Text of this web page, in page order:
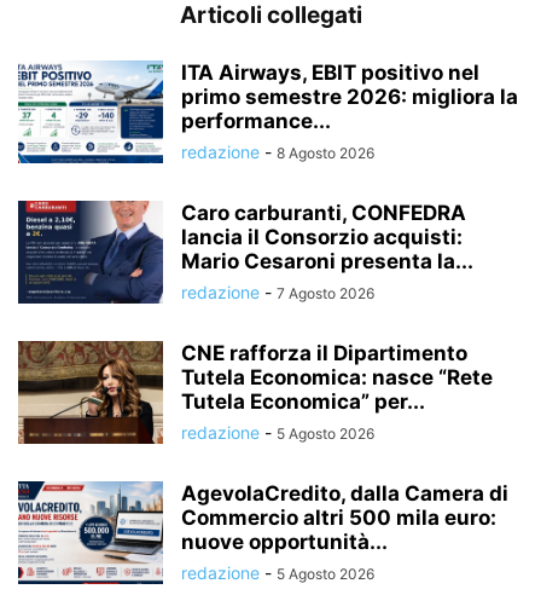
Articoli collegati
ITA Airways, EBIT positivo nel
primo semestre 2026: migliora la
performance...
redazione - 8 Agosto 2026
Caro carburanti, CONFEDRA
lancia il Consorzio acquisti:
Mario Cesaroni presenta la...
redazione - 7 Agosto 2026
CNE rafforza il Dipartimento
Tutela Economica: nasce “Rete
Tutela Economica” per...
redazione - 5 Agosto 2026
AgevolaCredito, dalla Camera di
Commercio altri 500 mila euro:
nuove opportunità...
redazione - 5 Agosto 2026